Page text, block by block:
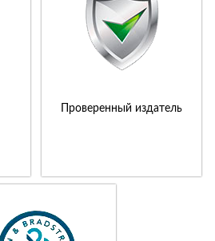
Проверенный издатель